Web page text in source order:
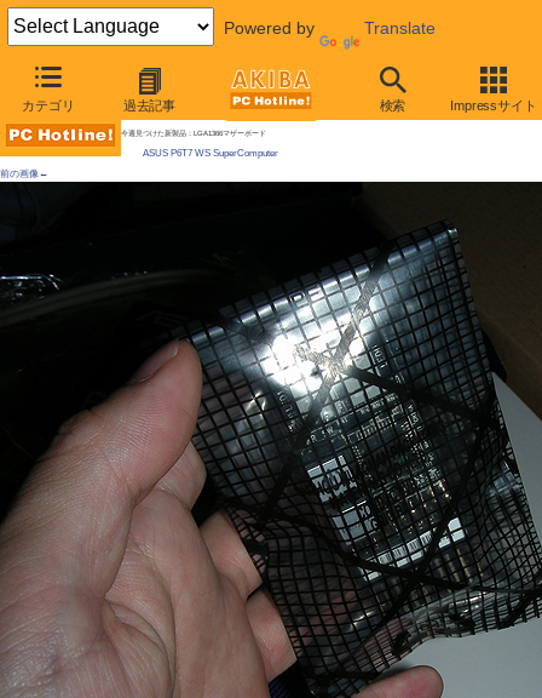
Powered by Translate
カテゴリ 過去記事 検索 Impressサイト
AKIBA PC Hotline! 2009年5月30日号
PCIe x16が7本あるLGA1366マザーがASUSから、SLIなどにも対応
今週見つけた新製品：LGA1366マザーボード
ASUS P6T7 WS SuperComputer
前の画像←